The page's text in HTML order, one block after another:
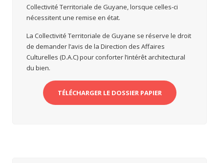
Collectivité Territoriale de Guyane, lorsque celles-ci
nécessitent une remise en état.
La Collectivité Territoriale de Guyane se réserve le droit
de demander l’avis de la Direction des Affaires
Culturelles (D.A.C) pour conforter l’intérêt architectural
du bien.
TÉLÉCHARGER LE DOSSIER PAPIER